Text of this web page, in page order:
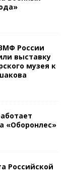
России
выставку
музея к
«Оборонлес»
Российской